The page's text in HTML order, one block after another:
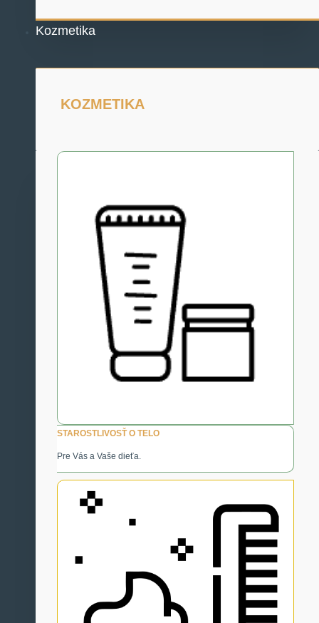
Kozmetika
KOZMETIKA
STAROSTLIVOSŤ O TELO
Pre Vás a Vaše dieťa.